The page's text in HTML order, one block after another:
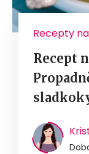
Recepty
Recept